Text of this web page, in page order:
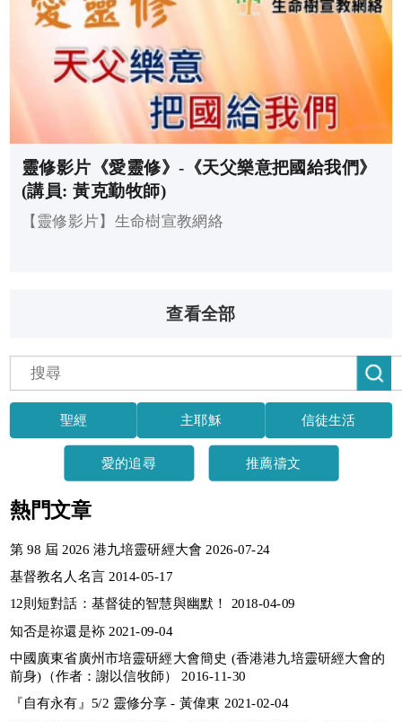
靈修影片《愛靈修》-《天父樂意把國給我們》
(講員: 黃克勤牧師)
【靈修影片】生命樹宣教網絡
查看全部
聖經 主耶穌 信徒生活
愛的追尋 推薦禱文
熱門文章
第 98 屆 2026 港九培靈研經大會 2026-07-24
基督教名人名言 2014-05-17
12則短對話：基督徒的智慧與幽默！ 2018-04-09
知否是祢還是袮 2021-09-04
中國廣東省廣州市培靈研經大會簡史 (香港港九培靈研經大會的
前身)（作者：謝以信牧師） 2016-11-30
『自有永有』5/2 靈修分享 - 黃偉東 2021-02-04